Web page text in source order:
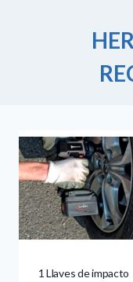
1 Llaves de impacto